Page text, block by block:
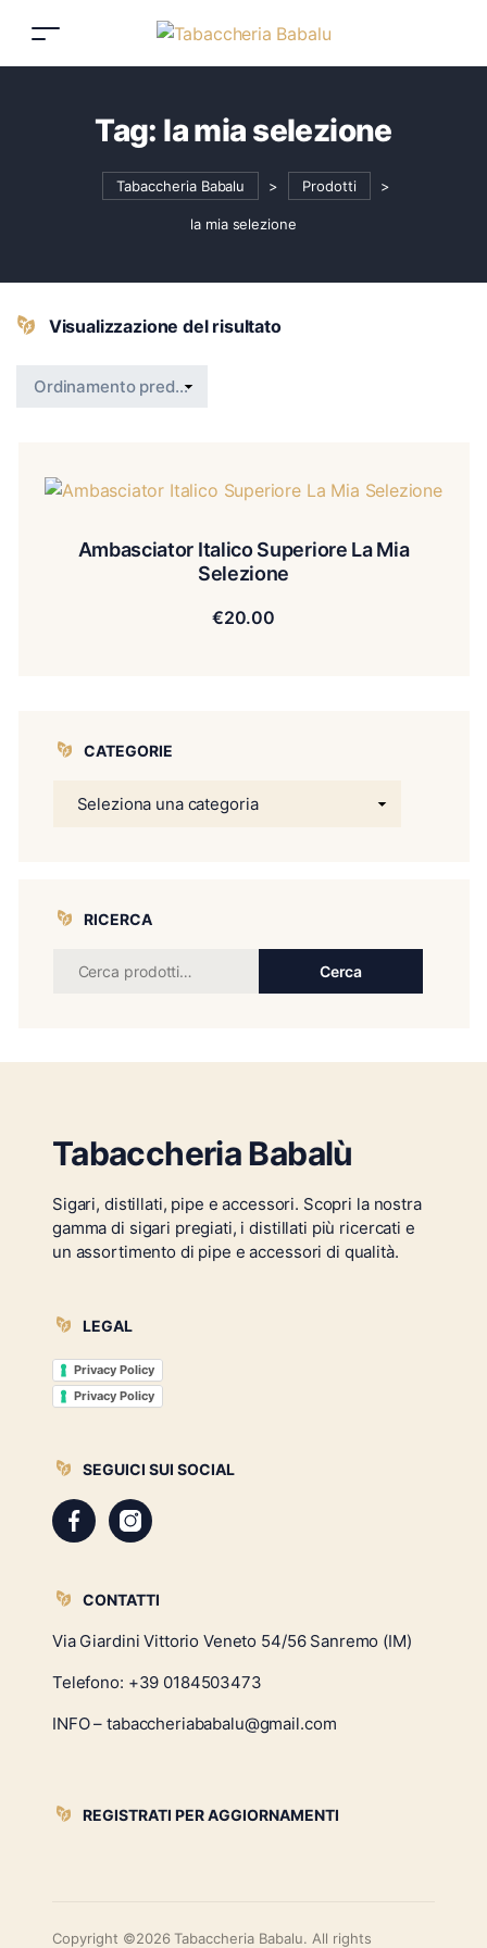
Tag: la mia selezione
Tabaccheria Babalu > Prodotti >
la mia selezione
Visualizzazione del risultato
Ambasciator Italico Superiore La Mia
Selezione
€20.00
CATEGORIE
RICERCA
Cerca
Tabaccheria Babalù
Sigari, distillati, pipe e accessori. Scopri la nostra
gamma di sigari pregiati, i distillati più ricercati e
un assortimento di pipe e accessori di qualità.
LEGAL
Privacy Policy
Privacy Policy
SEGUICI SUI SOCIAL
CONTATTI
Via Giardini Vittorio Veneto 54/56 Sanremo (IM)
Telefono: +39 0184503473
INFO – tabaccheriababalu@gmail.com
REGISTRATI PER AGGIORNAMENTI
Copyright ©2026 Tabaccheria Babalu. All rights